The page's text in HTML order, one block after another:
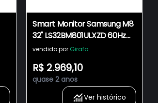
Smart Monitor Samsung M8
32" LS32BM801ULXZD 60Hz
4ms Branco
vendido por Girafa
R$ 2.969,10
quase 2 anos
Ver histórico